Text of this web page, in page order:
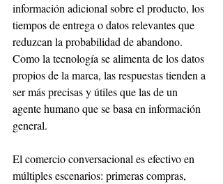
información adicional sobre el producto, los
tiempos de entrega o datos relevantes que
reduzcan la probabilidad de abandono.
Como la tecnología se alimenta de los datos
propios de la marca, las respuestas tienden a
ser más precisas y útiles que las de un
agente humano que se basa en información
general.
El comercio conversacional es efectivo en
múltiples escenarios: primeras compras,